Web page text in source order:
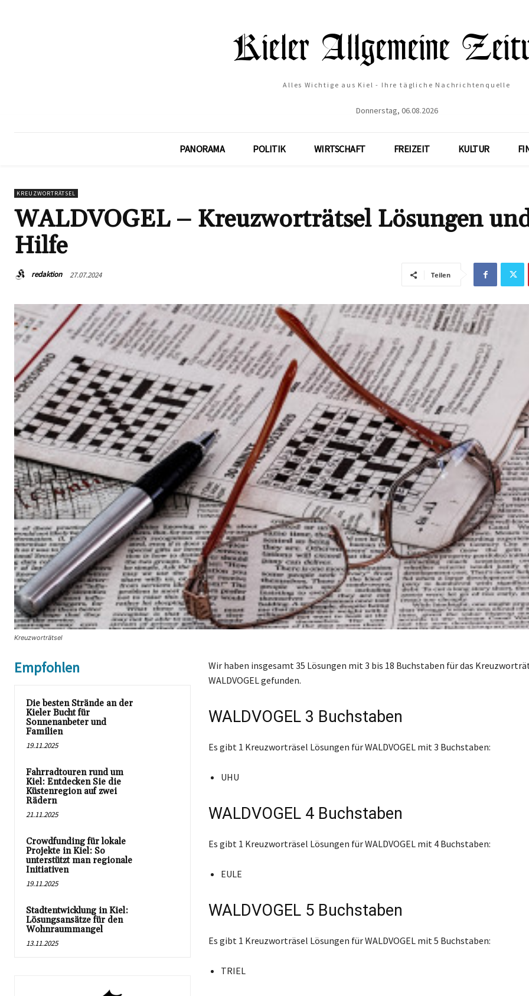
Alles Wichtige aus Kiel - Ihre tägliche Nachrichtenquelle
Donnerstag, 06.08.2026
PANORAMA POLITIK WIRTSCHAFT FREIZEIT KULTUR
KREUZWORTRÄTSEL
WALDVOGEL – Kreuzworträtsel Lösungen
Hilfe
redaktion 27.07.2024 Teilen
Kreuzworträtsel
Empfohlen
Die besten Strände an der
Kieler Bucht für
Sonnenanbeter und
Familien
19.11.2025
Fahrradtouren rund um
Kiel: Entdecken Sie die
Küstenregion auf zwei
Rädern
21.11.2025
Crowdfunding für lokale
Projekte in Kiel: So
unterstützt man regionale
Initiativen
19.11.2025
Stadtentwicklung in Kiel:
Lösungsansätze für den
Wohnraummangel
13.11.2025
Wir haben insgesamt 35 Lösungen mit 3 bis 18 Buchstaben für das
WALDVOGEL gefunden.
WALDVOGEL 3 Buchstaben
Es gibt 1 Kreuzworträsel Lösungen für WALDVOGEL mit 3 Buchstaben:
UHU
WALDVOGEL 4 Buchstaben
Es gibt 1 Kreuzworträsel Lösungen für WALDVOGEL mit 4 Buchstaben:
EULE
WALDVOGEL 5 Buchstaben
Es gibt 1 Kreuzworträsel Lösungen für WALDVOGEL mit 5 Buchstaben:
TRIEL